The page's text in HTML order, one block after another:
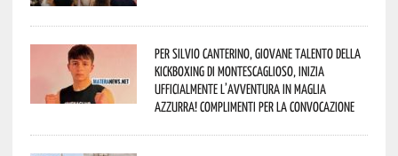
Per Silvio Canterino, giovane talento della
kickboxing di Montescaglioso, inizia
ufficialmente l’avventura in maglia
azzurra! Complimenti per la convocazione